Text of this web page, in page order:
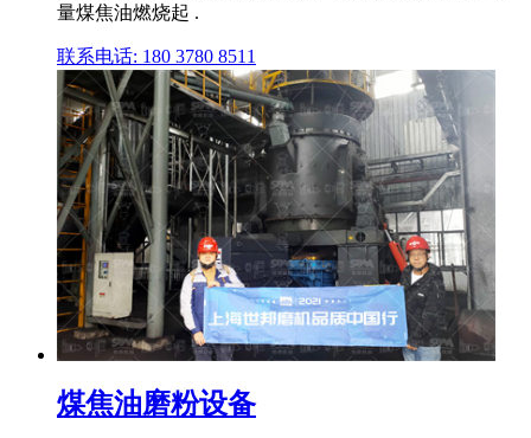
量煤焦油燃烧起 .
联系电话: 180 3780 8511
煤焦油磨粉设备